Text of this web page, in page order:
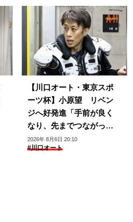
【川口オート・東京スポ
ーツ杯】小原望 リベン
ジへ好発進「手前が良く
なり、先までつながって
いる」
2026年 8月6日 20:10
#川口オート